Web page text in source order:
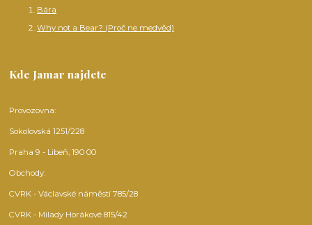
Bára
Why not a Bear? (Proč ne medvěd)
Kde Jamar najdete
Provozovna:
Sokolovská 1251/228
Praha 9 - Libeň, 190 00
Obchody:
CVRK - Václavské náměstí 785/28
CVRK - Milady Horákové 815/42